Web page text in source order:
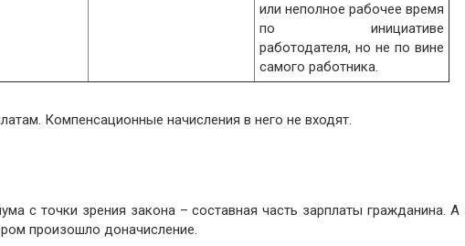
или неполное рабочее время
по инициативе
работодателя, но не по вине
самого работника.
Компенсационные начисления в него не входят.
с точки зрения закона – составная часть зарплаты гражданина.
произошло доначисление.